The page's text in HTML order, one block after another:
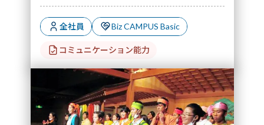
全社員 Biz CAMPUS Basic
コミュニケーション能力